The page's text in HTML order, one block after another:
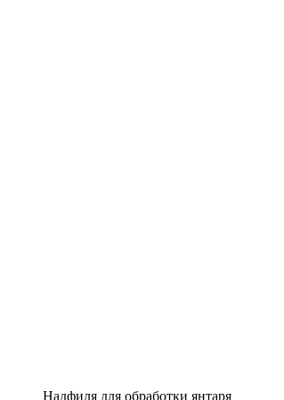
Надфиля для обработки янтаря